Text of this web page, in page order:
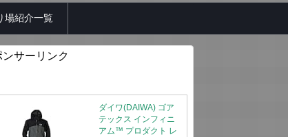
場紹介一覧
ンサーリンク
ダイワ(DAIWA) ゴア
テックス インフィニ
アム™ プロダクト レ